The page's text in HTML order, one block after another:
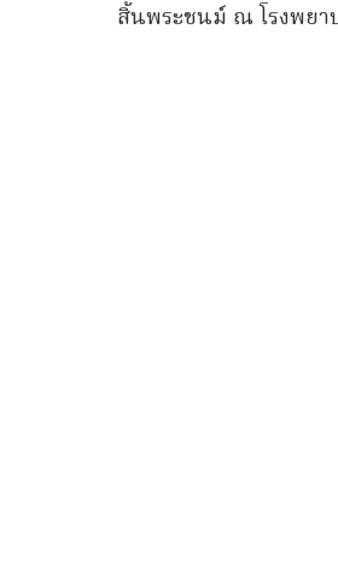
สิ้นพระชนม์ ณ โรงพยา